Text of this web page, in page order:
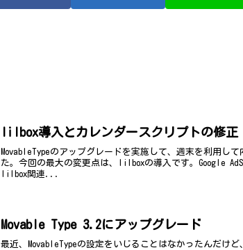
lilbox導入とカレンダースクリプトの修正
MovableTypeのアップグレードを実施して、週末を利用し
た。今回の最大の変更点は、lilboxの導入です。Google
lilbox関連...
Movable Type 3.2にアップグレード
最近、MovableTypeの設定をいじることはなかったんだけ